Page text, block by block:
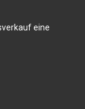
eine